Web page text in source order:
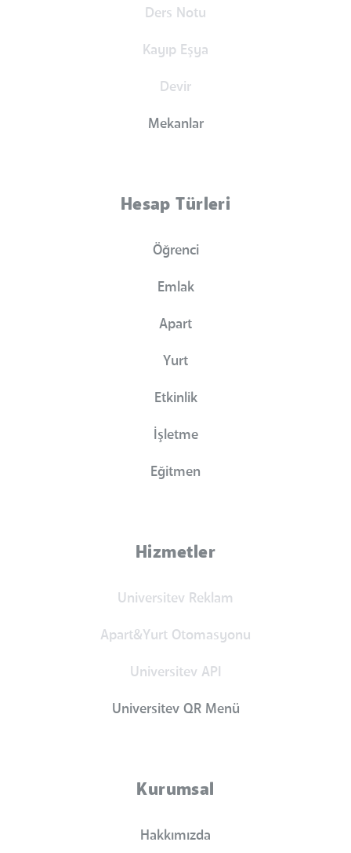
Ders Notu
Kayıp Eşya
Devir
Mekanlar
Hesap Türleri
Öğrenci
Emlak
Apart
Yurt
Etkinlik
İşletme
Eğitmen
Hizmetler
Universitev Reklam
Apart&Yurt Otomasyonu
Universitev API
Universitev QR Menü
Kurumsal
Hakkımızda